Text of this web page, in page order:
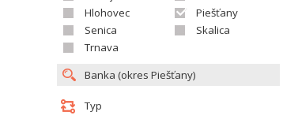
Hlohovec
Piešťany
Senica
Skalica
Trnava
Typ